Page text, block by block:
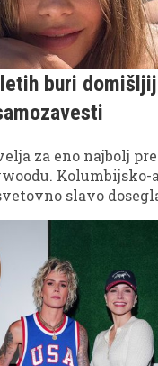
buri
za eno najbolj
Kolumbijsko-
slavo
in svojim